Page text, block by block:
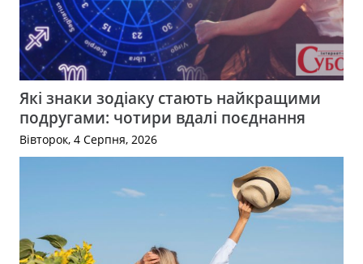
Які знаки зодіаку стають найкращими
подругами: чотири вдалі поєднання
Вівторок, 4 Серпня, 2026